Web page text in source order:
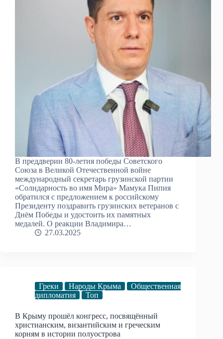
В преддверии 80-летия победы Советского
Союза в Великой Отечественной войне
международный секретарь грузинской партии
«Солидарность во имя Мира» Мамука Пипия
обратился с предложением к российскому
Президенту поздравить грузинских ветеранов с
Днём Победы и удостоить их памятных
медалей. О реакции Владимира…
27.03.2025
Греки Народы Крыма
Общественная
дипломатия
Топ
В Крыму прошёл конгресс, посвящённый
христианским, византийским и греческим
корням в истории полуострова